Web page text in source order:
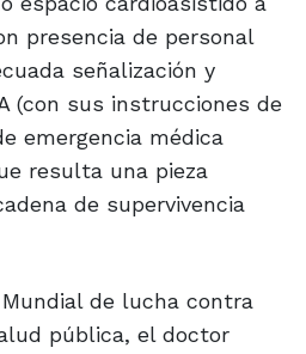
presencia de personal
señalización y
(con sus instrucciones de
emergencia médica
resulta una pieza
de supervivencia
de lucha contra
pública, el doctor